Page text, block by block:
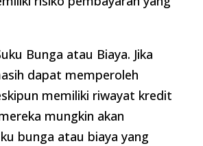
Bunga atau Biaya. Jika
dapat memperoleh
memiliki riwayat kredit
mungkin akan
bunga atau biaya yang